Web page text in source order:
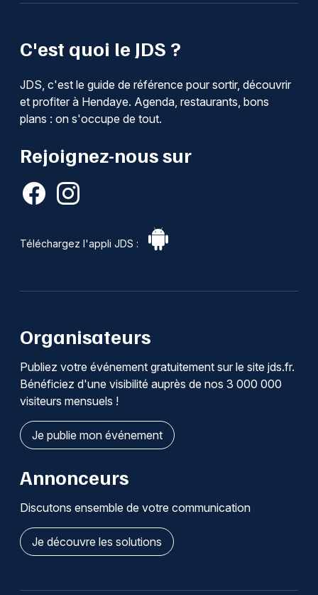
C'est quoi le JDS ?
JDS, c'est le guide de référence pour sortir, découvrir
et profiter à Hendaye. Agenda, restaurants, bons
plans : on s'occupe de tout.
Rejoignez-nous sur
Téléchargez l'appli JDS :
Organisateurs
Publiez votre événement gratuitement sur le site jds.fr.
Bénéficiez d'une visibilité auprès de nos 3 000 000
visiteurs mensuels !
Je publie mon événement
Annonceurs
Discutons ensemble de votre communication
Je découvre les solutions